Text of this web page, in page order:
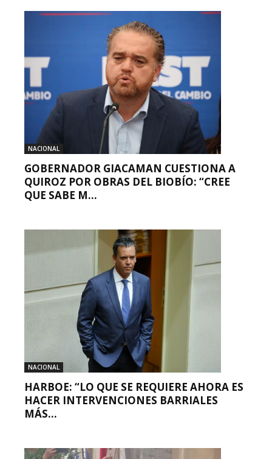
NACIONAL
GOBERNADOR GIACAMAN CUESTIONA A
QUIROZ POR OBRAS DEL BIOBÍO: “CREE
QUE SABE M...
NACIONAL
HARBOE: “LO QUE SE REQUIERE AHORA ES
HACER INTERVENCIONES BARRIALES
MÁS...